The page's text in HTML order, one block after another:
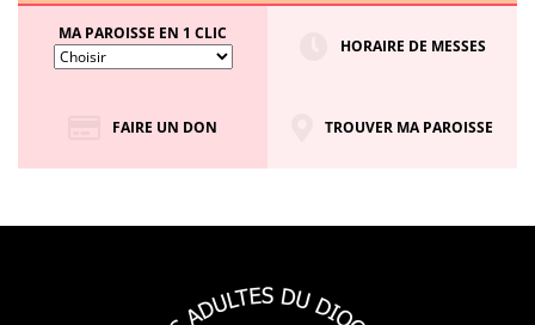
MA PAROISSE EN 1 CLIC
HORAIRE DE MESSES
FAIRE UN DON TROUVER MA PAROISSE